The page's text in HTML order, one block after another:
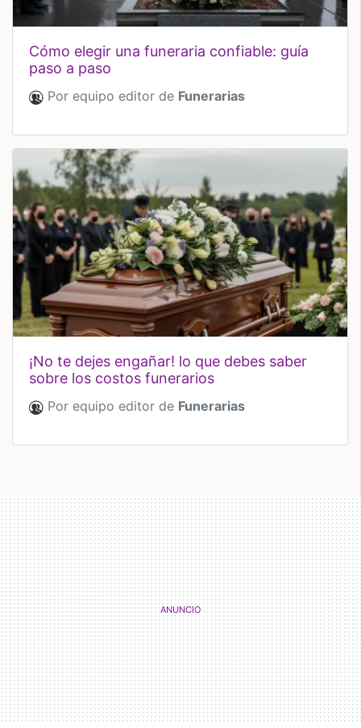
cómo elegir una funeraria confiable: guía
paso a paso
Por equipo editor de Funerarias
¡no te dejes engañar! lo que debes saber
sobre los costos funerarios
Por equipo editor de Funerarias